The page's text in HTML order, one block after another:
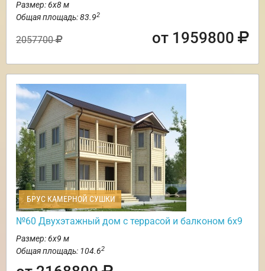
Размер: 6х8 м
Общая площадь: 83.92
2057700 от 1959800
БРУС КАМЕРНОЙ СУШКИ
№60 Двухэтажный дом с террасой и балконом 6х9
Размер: 6х9 м
Общая площадь: 104.62